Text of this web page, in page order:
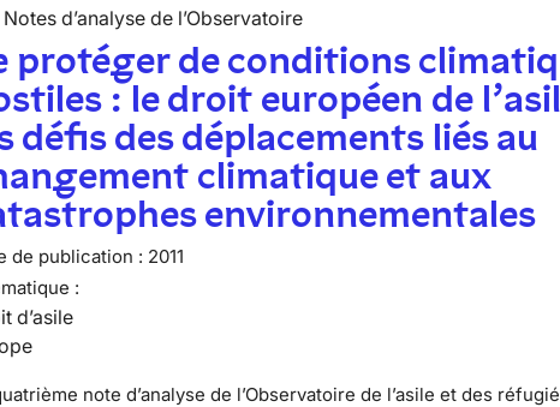
Notes d’analyse de l’Observatoire
protéger de conditions
: le droit européen de
défis des déplacements liés au
climatique et aux
environnementales
de publication : 2011
:
d’asile
note d’analyse de l’Observatoire de l’asile et des